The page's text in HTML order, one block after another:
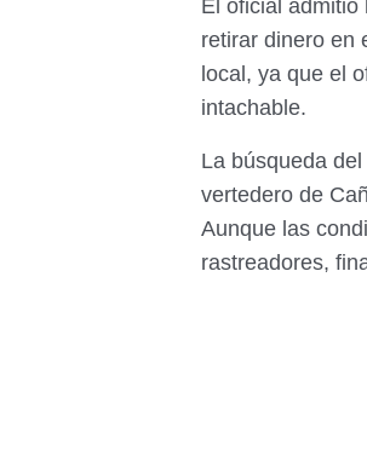
El oficial
retirar dinero en
local, ya que el
intachable.
La búsqueda
vertedero de
Aunque las
rastreadores,